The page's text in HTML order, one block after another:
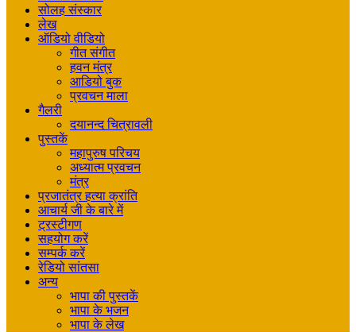
सोलह संस्कार
लेख
ऑडियो वीडियो
गीत संगीत
हवन मंत्र
आडियो बुक
प्रवचन माला
गैलरी
दयानन्द चित्रावली
पुस्तकें
महापुरुष परिचय
अध्यात्म प्रवचन
मंत्र
प्रजातंत्र हत्या क्रांति
आचार्य जी के बारे में
ट्रस्टीगण
सहयोग करें
सम्पर्क करें
रेडियो सांतसा
अन्य
भापा की पुस्तकें
भापा के भजन
भापा के लेख